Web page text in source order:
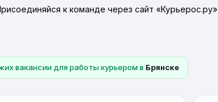
к команде через сайт
вакансии для работы курьером в Брянске